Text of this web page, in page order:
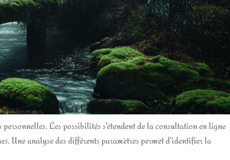
Les possibilités s'étendent de la consultation en ligne
Une analyse des différents paramètres permet d'identifier la